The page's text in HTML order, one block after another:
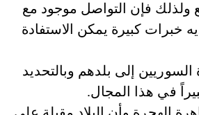
ولذلك فإن التواصل موجود مع
خبرات كبيرة يمكن الاستفادة
إلى بلدهم وبالتحديد
في هذا المجال.